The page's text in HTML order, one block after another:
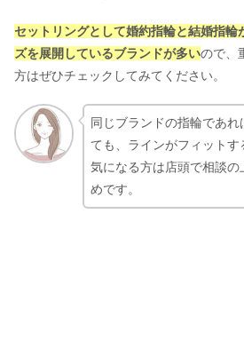
セットリングとして婚約指輪と結婚指輪
ズを展開しているブランドが多いので、
方はぜひチェックしてみてください。
同じブランドの指輪であれ
ても、ラインがフィットす
気になる方は店頭で相談
めです。